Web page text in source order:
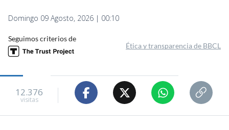
Domingo 09 Agosto, 2026 | 00:10
Seguimos criterios de
Ética y transparencia de BBCL
12.376
visitas